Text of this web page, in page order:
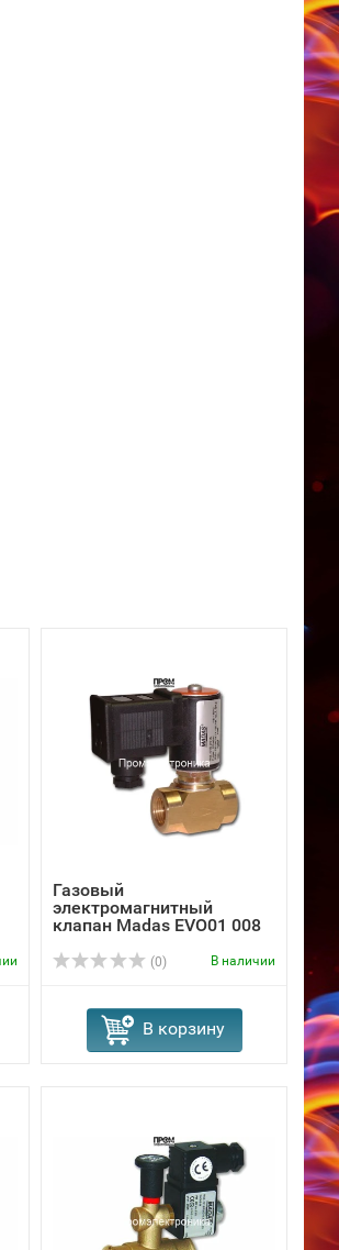
Газовый
электромагнитный
клапан Madas EVО01 008
(0) В наличии
В корзину